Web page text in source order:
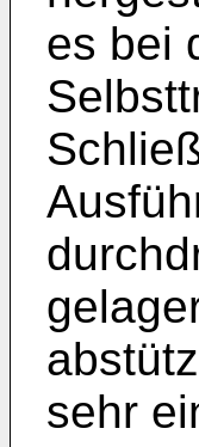
es bei
sehr